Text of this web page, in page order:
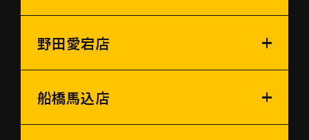
野田愛宕店
船橋馬込店